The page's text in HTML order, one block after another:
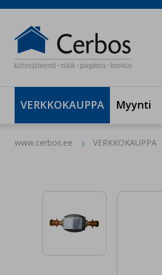
VERKKOKAUPPA Myynti
www.cerbos.ee VERKKOKAUPPA